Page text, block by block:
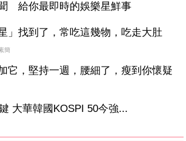
給你最即時的娛樂星鮮事
」找到了，常吃這幾物，吃走大肚
簡
它，堅持一週，腰細了，瘦到你懷疑
大華韓國KOSPI 50今強...